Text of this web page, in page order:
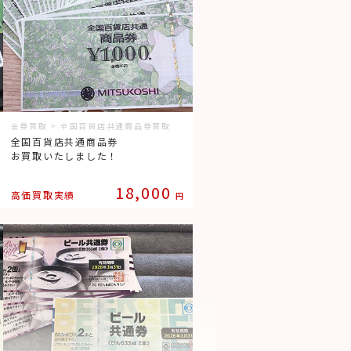
金券買取 > 全国百貨店共通商品券買取
全国百貨店共通商品券
お買取いたしました！
高価買取実績 18,000円